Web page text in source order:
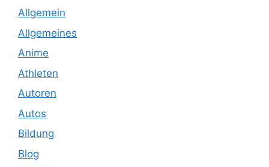
Allgemein
Allgemeines
Anime
Athleten
Autoren
Autos
Bildung
Blog